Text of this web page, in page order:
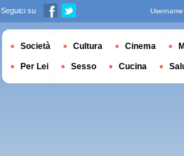
Seguici su Username
Società Cultura Cinema
Per Lei Sesso Cucina